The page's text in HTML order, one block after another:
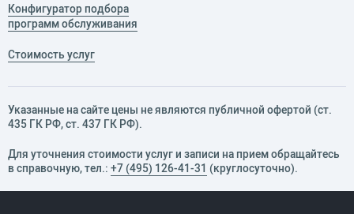
Конфигуратор подбора
программ обслуживания
Стоимость услуг
Указанные на сайте цены не являются публичной офертой (ст.
435 ГК РФ, cт. 437 ГК РФ).
Для уточнения стоимости услуг и записи на прием обращайтесь
в справочную, тел.: +7 (495) 126-41-31 (круглосуточно).